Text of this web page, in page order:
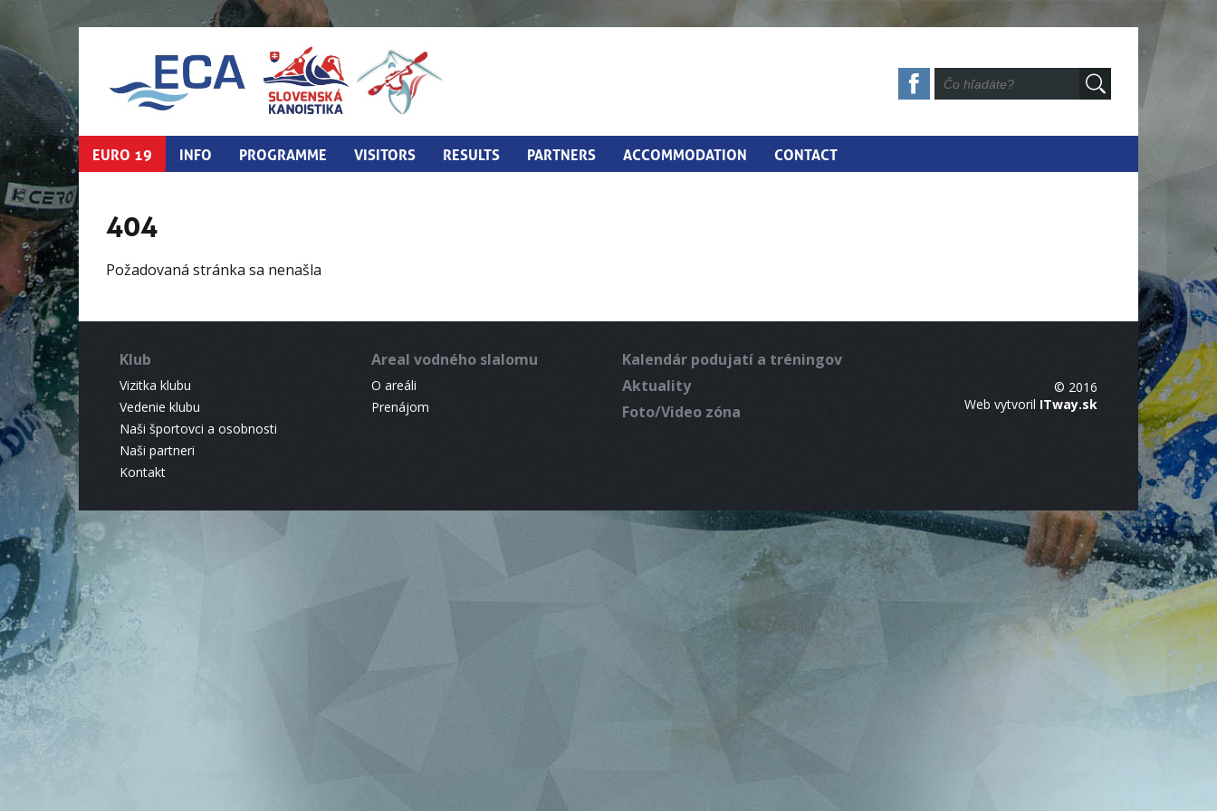
EURO 19 INFO PROGRAMME VISITORS RESULTS PARTNERS ACCOMMODATION CONTACT
404
Požadovaná stránka sa nenašla
Klub
Vizitka klubu
Vedenie klubu
Naši športovci a osobnosti
Naši partneri
Kontakt
Areal vodného slalomu
O areáli
Prenájom
Kalendár podujatí a tréningov
Aktuality
Foto/Video zóna
© 2016
Web vytvoril ITway.sk